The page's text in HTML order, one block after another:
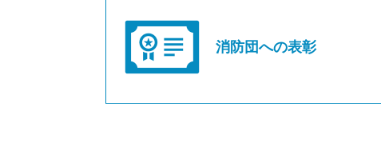
消防団への表彰